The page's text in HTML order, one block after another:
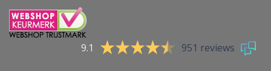
9.1 951 reviews